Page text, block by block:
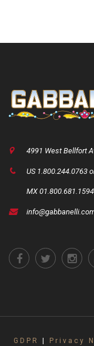
4991 West Bellfort
US 1.800.244.0763
MX 01.800.681.1594
GDPR | Privacy